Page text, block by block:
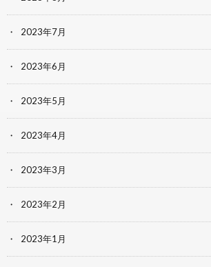
2023年7月
2023年6月
2023年5月
2023年4月
2023年3月
2023年2月
2023年1月